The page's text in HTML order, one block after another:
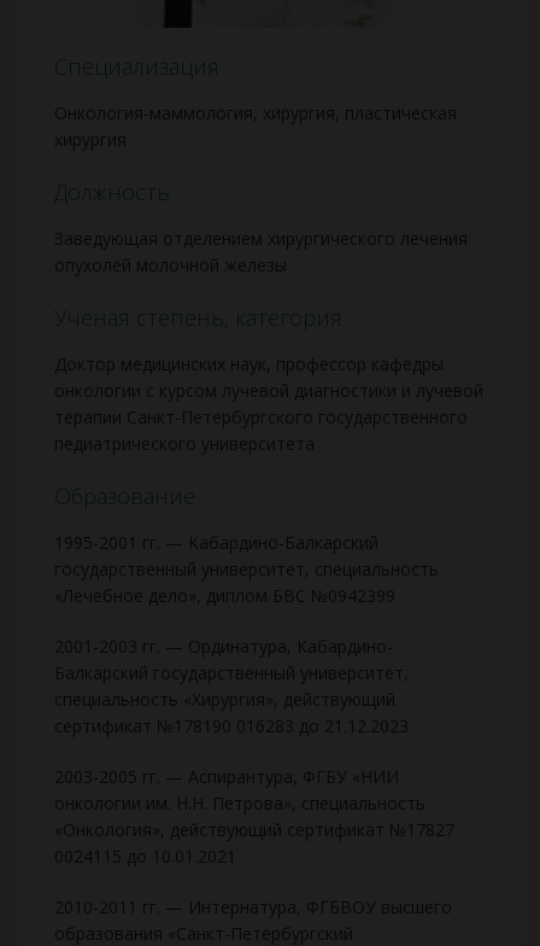
Специализация
Онкология-маммология, хирургия, пластическая
хирургия
Должность
Заведующая отделением хирургического лечения
опухолей молочной железы
Учёная степень, категория
Доктор медицинских наук, профессор кафедры
онкологии с курсом лучевой диагностики и лучевой
терапии Санкт-Петербургского государственного
педиатрического университета
Образование
1995-2001 гг. — Кабардино-Балкарский
государственный университет, специальность
«Лечебное дело», диплом БВС №0942399
2001-2003 гг. — Ординатура, Кабардино-
Балкарский государственный университет,
специальность «Хирургия», действующий
сертификат №178190 016283 до 21.12.2023
2003-2005 гг. — Аспирантура, ФГБУ «НИИ
онкологии им. Н.Н. Петрова», специальность
«Онкология», действующий сертификат №17827
0024115 до 10.01.2021
2010-2011 гг. — Интернатура, ФГБВОУ высшего
образования «Санкт-Петербургский